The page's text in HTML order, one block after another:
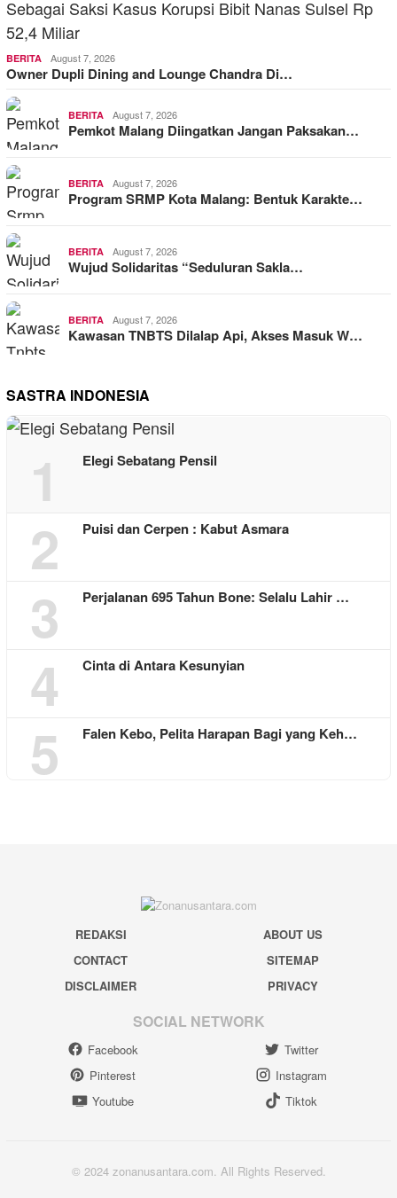
BERITA August 7, 2026
Owner Dupli Dining and Lounge Chandra Di…
BERITA August 7, 2026
Pemkot Malang Diingatkan Jangan Paksakan…
BERITA August 7, 2026
Program SRMP Kota Malang: Bentuk Karakte…
BERITA August 7, 2026
Wujud Solidaritas “Seduluran Sakla…
BERITA August 7, 2026
Kawasan TNBTS Dilalap Api, Akses Masuk W…
SASTRA INDONESIA
1 Elegi Sebatang Pensil
2 Puisi dan Cerpen : Kabut Asmara
3 Perjalanan 695 Tahun Bone: Selalu Lahir …
4 Cinta di Antara Kesunyian
5 Falen Kebo, Pelita Harapan Bagi yang Keh…
REDAKSI
ABOUT US
CONTACT
SITEMAP
DISCLAIMER
PRIVACY
SOCIAL NETWORK
Facebook
Twitter
Pinterest
Instagram
Youtube
Tiktok
© 2024 zonanusantara.com. All Rights Reserved.